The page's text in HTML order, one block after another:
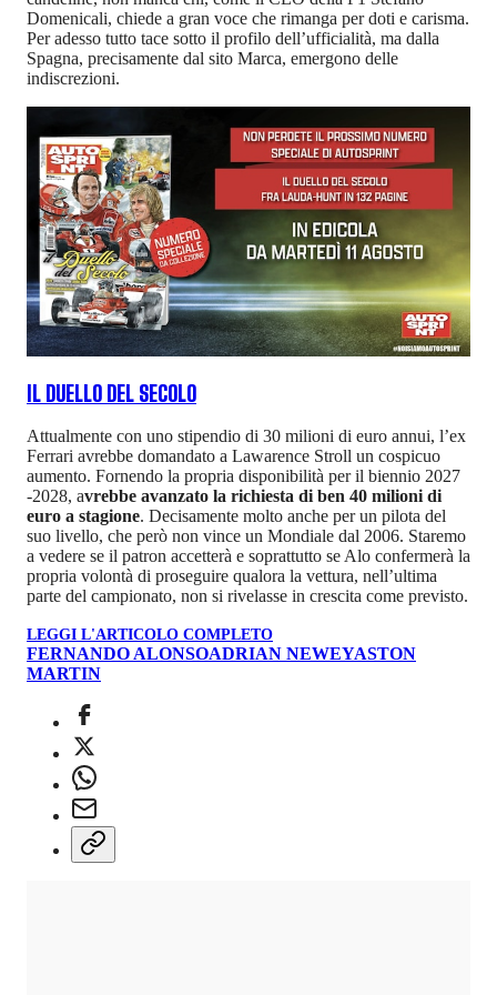
Domenicali, chiede a gran voce che rimanga per doti e carisma.
Per adesso tutto tace sotto il profilo dell’ufficialità, ma dalla
Spagna, precisamente dal sito Marca, emergono delle
indiscrezioni.
IL DUELLO DEL SECOLO
Attualmente con uno stipendio di 30 milioni di euro annui, l’ex
Ferrari avrebbe domandato a Lawarence Stroll un cospicuo
aumento. Fornendo la propria disponibilità per il biennio 2027
-2028, avrebbe avanzato la richiesta di ben 40 milioni di
euro a stagione. Decisamente molto anche per un pilota del
suo livello, che però non vince un Mondiale dal 2006. Staremo
a vedere se il patron accetterà e soprattutto se Alo confermerà la
propria volontà di proseguire qualora la vettura, nell’ultima
parte del campionato, non si rivelasse in crescita come previsto.
LEGGI L'ARTICOLO COMPLETO
FERNANDO ALONSOADRIAN NEWEYASTON
MARTIN